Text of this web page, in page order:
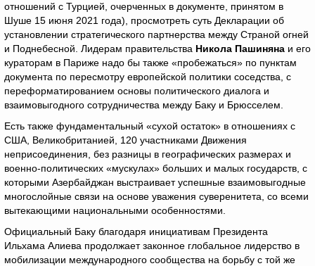
отношений с Турцией, очерченных в документе, принятом в
Шуше 15 июня 2021 года), просмотреть суть Декларации об
установлении стратегического партнерства между Страной огней
и Поднебесной. Лидерам правительства Никола Пашиняна и его
кураторам в Париже надо бы также «пробежаться» по пунктам
документа по пересмотру европейской политики соседства, с
переформатированием основы политического диалога и
взаимовыгодного сотрудничества между Баку и Брюсселем.
Есть также фундаментальный «сухой остаток» в отношениях с
США, Великобританией, 120 участниками Движения
неприсоединения, без разницы в географических размерах и
военно-политических «мускулах» больших и малых государств, с
которыми Азербайджан выстраивает успешные взаимовыгодные
многослойные связи на основе уважения суверенитета, со всеми
вытекающими национальными особенностями.
Официальный Баку благодаря инициативам Президента
Ильхама Алиева продолжает законное глобальное лидерство в
мобилизации международного сообщества на борьбу с той же